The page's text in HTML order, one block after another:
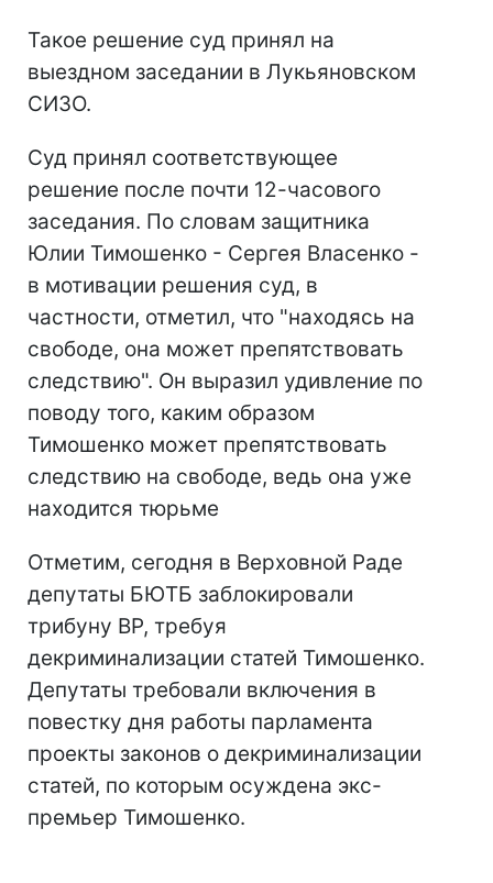
Такое решение суд принял на
выездном заседании в Лукьяновском
СИЗО.
Суд принял соответствующее
решение после почти 12-часового
заседания. По словам защитника
Юлии Тимошенко - Сергея Власенко -
в мотивации решения суд, в
частности, отметил, что "находясь на
свободе, она может препятствовать
следствию". Он выразил удивление по
поводу того, каким образом
Тимошенко может препятствовать
следствию на свободе, ведь она уже
находится тюрьме
Отметим, сегодня в Верховной Раде
депутаты БЮТБ заблокировали
трибуну ВР, требуя
декриминализации статей Тимошенко.
Депутаты требовали включения в
повестку дня работы парламента
проекты законов о декриминализации
статей, по которым осуждена экс-
премьер Тимошенко.